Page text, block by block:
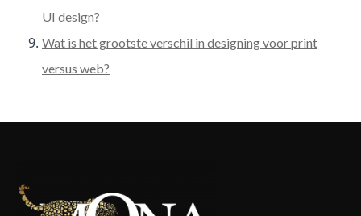
UI design?
Wat is het grootste verschil in designing voor print
versus web?